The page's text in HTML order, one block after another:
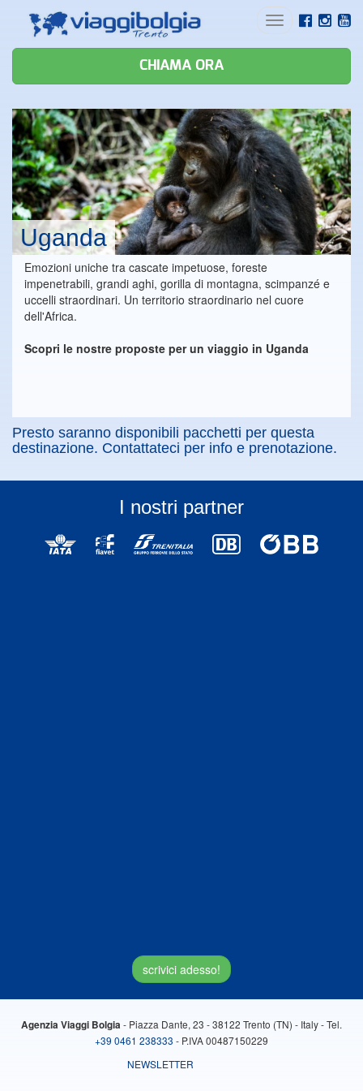
Toggle
CHIAMA ORA
Uganda
Emozioni uniche tra cascate impetuose, foreste
impenetrabili, grandi aghi, gorilla di montagna, scimpanzé e
uccelli straordinari. Un territorio straordinario nel cuore
dell'Africa.
Scopri le nostre proposte per un viaggio in Uganda
Presto saranno disponibili pacchetti per questa
destinazione. Contattateci per info e prenotazione.
I nostri partner
scrivici adesso!
Agenzia Viaggi Bolgia - Piazza Dante, 23 - 38122 Trento (TN) - Italy - Tel.
+39 0461 238333 - P.IVA 00487150229
NEWSLETTER